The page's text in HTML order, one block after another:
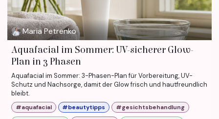
Maria Petrenko
Aquafacial im Sommer: UV-sicherer Glow-
Plan in 3 Phasen
Aquafacial im Sommer: 3-Phasen-Plan für Vorbereitung, UV-
Schutz und Nachsorge, damit der Glow frisch und hautfreundlich
bleibt.
#aquafacial #beautytipps
#gesichtsbehandlung